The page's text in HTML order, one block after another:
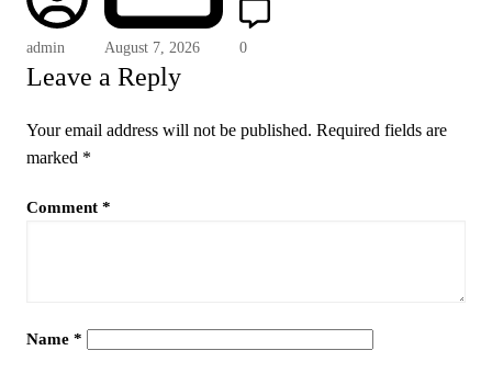
admin August 7, 2026 0
Leave a Reply
Your email address will not be published. Required fields are
marked *
Comment *
Name *